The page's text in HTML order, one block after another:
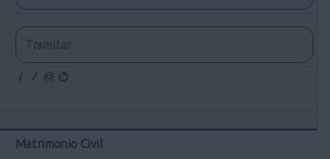
Tramitar
Matrimonio Civil